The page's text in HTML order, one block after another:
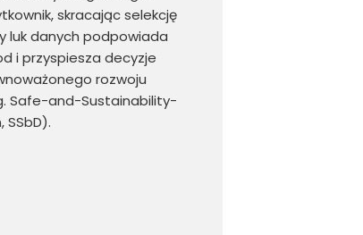
skracając selekcję
luk danych podpowiada
i przyspiesza decyzje
rozwoju
Safe-and-Sustainability-
SSbD).